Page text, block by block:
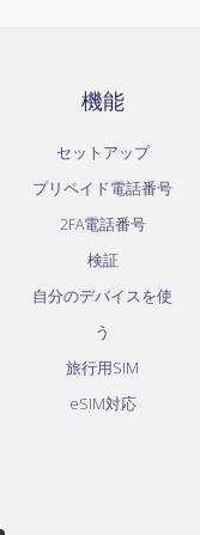
機能
セットアップ
プリペイド電話番号
2FA電話番号
検証
自分のデバイスを使
う
旅行用SIM
eSIM対応